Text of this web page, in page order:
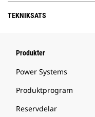
TEKNIKSATS
Produkter
Power Systems
Produktprogram
Reservdelar